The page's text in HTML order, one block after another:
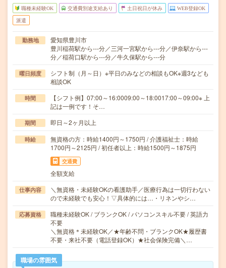
職種未経験OK 交通費別途支給あり 土日祝日が休み WEB登録OK
派遣
勤務地
愛知県豊川市
豊川稲荷駅から---分／三河一宮駅から---分／伊奈駅から---
分／稲荷口駅から---分／牛久保駅から---分
曜日頻度
シフト制（月～日）※平日のみなどの相談もOK※週3なども
相談OK
時間
【シフト例】07:00～16:0009:00～18:0017:00～09:00※ 上
記は一例です！そ…
期間 即日～2ヶ月以上
時給
無資格の方：時給1400円～1750円 / 介護福祉士：時給
1700円～2125円 / 初任者以上：時給1500円～1875円
交通費
全額支給
仕事内容
＼無資格・未経験OKの看護助手／医療行為は一切行わない
ので未経験でも安心！▽具体的には…・リネンやシ…
応募資格
職種未経験OK / ブランクOK / パソコンスキル不要 / 英語力
不要
＼無資格＊未経験OK／★年齢不問・ブランクOK★履歴書
不要・来社不要（電話登録OK）★社会保険完備＼…
職場の雰囲気